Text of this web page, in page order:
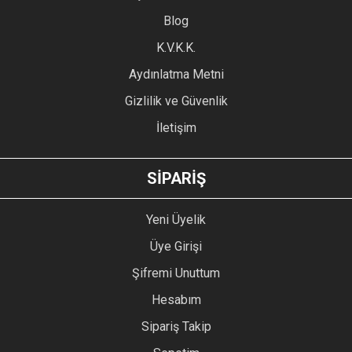
Ürün bilgilerinde hatalar bulunuyor.
Ürün fiyatı diğer sitelerden daha pahalı.
GÖNDER
Blog
K.V.K.K.
Aydınlatma Metni
Gizlilik ve Güvenlik
İletişim
SİPARİŞ
Yeni Üyelik
Üye Girişi
Şifremi Unuttum
Hesabım
Sipariş Takip